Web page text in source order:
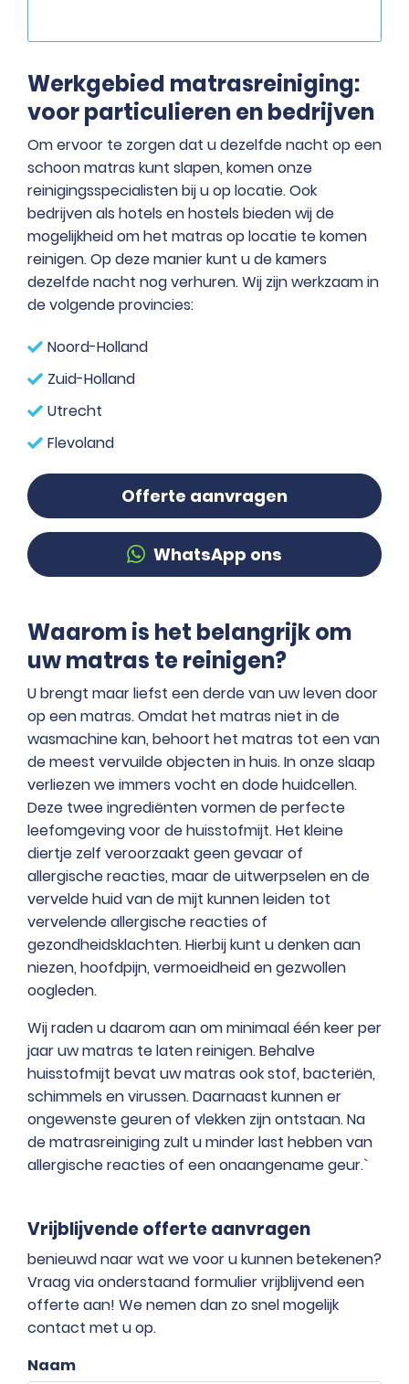
Werkgebied matrasreiniging:
voor particulieren en bedrijven
Om ervoor te zorgen dat u dezelfde nacht op een
schoon matras kunt slapen, komen onze
reinigingsspecialisten bij u op locatie. Ook
bedrijven als hotels en hostels bieden wij de
mogelijkheid om het matras op locatie te komen
reinigen. Op deze manier kunt u de kamers
dezelfde nacht nog verhuren. Wij zijn werkzaam in
de volgende provincies:
Noord-Holland
Zuid-Holland
Utrecht
Flevoland
Offerte aanvragen
WhatsApp ons
Waarom is het belangrijk om
uw matras te reinigen?
U brengt maar liefst een derde van uw leven door
op een matras. Omdat het matras niet in de
wasmachine kan, behoort het matras tot een van
de meest vervuilde objecten in huis. In onze slaap
verliezen we immers vocht en dode huidcellen.
Deze twee ingrediënten vormen de perfecte
leefomgeving voor de huisstofmijt. Het kleine
diertje zelf veroorzaakt geen gevaar of
allergische reacties, maar de uitwerpselen en de
vervelde huid van de mijt kunnen leiden tot
vervelende allergische reacties of
gezondheidsklachten. Hierbij kunt u denken aan
niezen, hoofdpijn, vermoeidheid en gezwollen
oogleden.
Wij raden u daarom aan om minimaal één keer per
jaar uw matras te laten reinigen. Behalve
huisstofmijt bevat uw matras ook stof, bacteriën,
schimmels en virussen. Daarnaast kunnen er
ongewenste geuren of vlekken zijn ontstaan. Na
de matrasreiniging zult u minder last hebben van
allergische reacties of een onaangename geur.`
Vrijblijvende offerte aanvragen
benieuwd naar wat we voor u kunnen betekenen?
Vraag via onderstaand formulier vrijblijvend een
offerte aan! We nemen dan zo snel mogelijk
contact met u op.
Naam